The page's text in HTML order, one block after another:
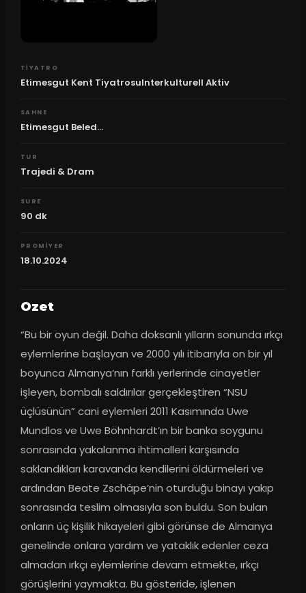
TIYATRO
Etimesgut Kent TiyatrosuInterkulturell Aktiv
SAHNE
Etimesgut Beled...
TUR
Trajedi & Dram
SURE
90 dk
PROMIYER
18.10.2024
Ozet
“Bu bir oyun değil. Daha doksanlı yılların sonunda ırkçı
eylemlerine başlayan ve 2000 yılı itibarıyla on bir yıl
boyunca Almanya’nın farklı yerlerinde cinayetler
işleyen, bombalı saldırılar gerçekleştiren “NSU
üçlüsünün” cani eylemleri 2011 Kasımında Uwe
Mundlos ve Uwe Böhnhardt’ın bir banka soygunu
sonrasında yakalanma ihtimalleri karşısında
saklandıkları karavanda kendilerini öldürmeleri ve
ardından Beate Zschäpe’nin oturduğu binayı yakıp
sonrasında teslim olmasıyla son buldu. Son bulan
onların üç kişilik hikayeleri gibi görünse de Almanya
genelinde onlara yardım ve yataklık edenler ceza
almadan ırkçı eylemlerine devam etmekte, ırkçı
görüşlerini yaymakta. Bu gösteride, işlenen